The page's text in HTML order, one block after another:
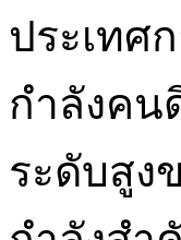
ประเทศ
กำลังคน
ระดับสูง